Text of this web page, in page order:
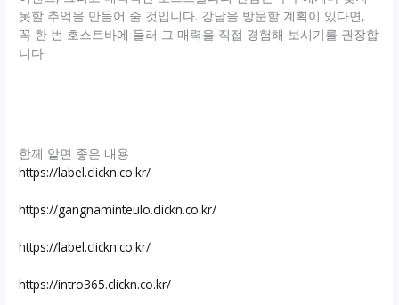
못할 추억을 만들어 줄 것입니다. 강남을 방문할 계획이 있다면,
꼭 한 번 호스트바에 들러 그 매력을 직접 경험해 보시기를 권장합
니다.
함께 알면 좋은 내용
https://label.clickn.co.kr/
https://gangnaminteulo.clickn.co.kr/
https://label.clickn.co.kr/
https://intro365.clickn.co.kr/